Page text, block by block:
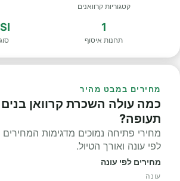
קטגוריות קרוואנים
1
תחנות איסוף
מחירים במבט מהיר
כמה עולה השכרת קרוואן
תעופה?
מחירי פתיחה נמוכים מדגימות המחירים
לפי עונה ואורך הטיול.
מחירים לפי עונה
עונה